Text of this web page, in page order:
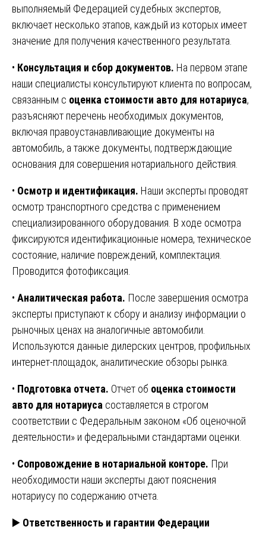
выполняемый Федерацией судебных экспертов,
включает несколько этапов, каждый из которых имеет
значение для получения качественного результата.
• Консультация и сбор документов. На первом этапе
наши специалисты консультируют клиента по вопросам,
связанным с оценка стоимости авто для нотариуса,
разъясняют перечень необходимых документов,
включая правоустанавливающие документы на
автомобиль, а также документы, подтверждающие
основания для совершения нотариального действия.
• Осмотр и идентификация. Наши эксперты проводят
осмотр транспортного средства с применением
специализированного оборудования. В ходе осмотра
фиксируются идентификационные номера, техническое
состояние, наличие повреждений, комплектация.
Проводится фотофиксация.
• Аналитическая работа. После завершения осмотра
эксперты приступают к сбору и анализу информации о
рыночных ценах на аналогичные автомобили.
Используются данные дилерских центров, профильных
интернет-площадок, аналитические обзоры рынка.
• Подготовка отчета. Отчет об оценка стоимости
авто для нотариуса составляется в строгом
соответствии с Федеральным законом «Об оценочной
деятельности» и федеральными стандартами оценки.
• Сопровождение в нотариальной конторе. При
необходимости наши эксперты дают пояснения
нотариусу по содержанию отчета.
▶️ Ответственность и гарантии Федерации